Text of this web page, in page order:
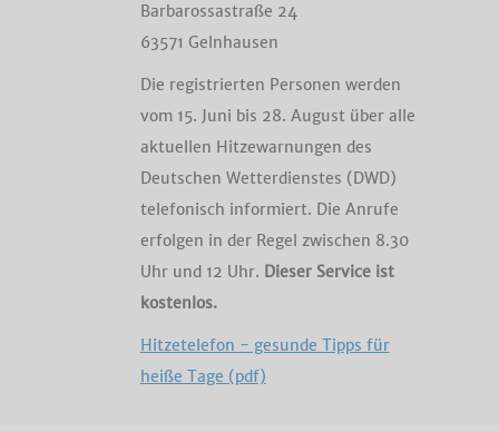
Barbarossastraße 24
63571 Gelnhausen
Die registrierten Personen werden
vom 15. Juni bis 28. August über alle
aktuellen Hitzewarnungen des
Deutschen Wetterdienstes (DWD)
telefonisch informiert. Die Anrufe
erfolgen in der Regel zwischen 8.30
Uhr und 12 Uhr. Dieser Service ist
kostenlos.
Hitzetelefon - gesunde Tipps für
heiße Tage (pdf)